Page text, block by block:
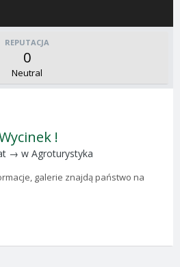
REPUTACJA
0
Neutral
!
→ w Agroturystyka
galerie znajdą państwo na